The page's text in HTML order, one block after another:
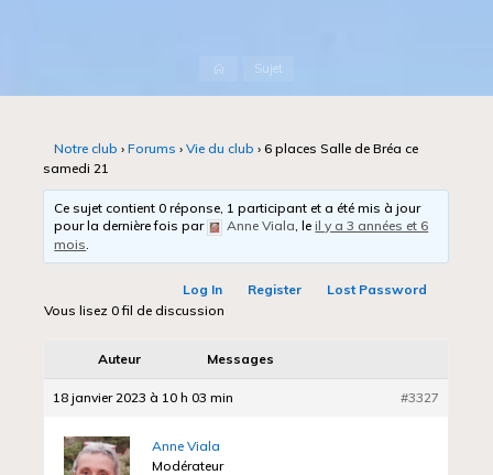
AccueilSujet
Notre club › Forums › Vie du club › 6 places Salle de Bréa ce
samedi 21
Ce sujet contient 0 réponse, 1 participant et a été mis à jour
pour la dernière fois par
Anne Viala, leil y a 3 années et 6
mois.
Log In Register
Lost Password
Vous lisez 0 fil de discussion
Auteur Messages
18 janvier 2023 à 10 h 03 min #3327
Anne Viala
Modérateur